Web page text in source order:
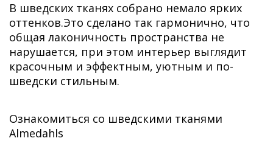
В шведских тканях собрано немало ярких
оттенков.Это сделано так гармонично, что
общая лаконичность пространства не
нарушается, при этом интерьер выглядит
красочным и эффектным, уютным и по-
шведски стильным.
Ознакомиться со шведскими тканями
Almedahls